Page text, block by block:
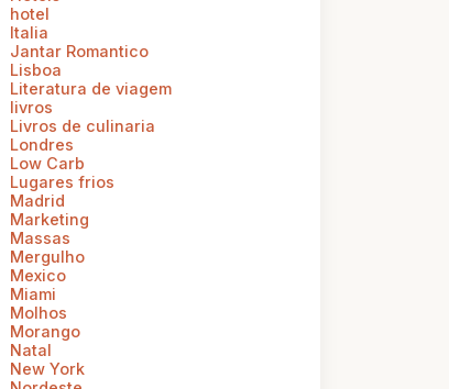
hotel
Italia
Jantar Romantico
Lisboa
Literatura de viagem
livros
Livros de culinaria
Londres
Low Carb
Lugares frios
Madrid
Marketing
Massas
Mergulho
Mexico
Miami
Molhos
Morango
Natal
New York